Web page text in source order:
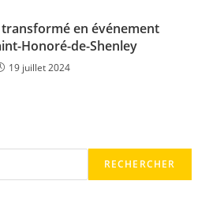
transformé en événement
Honoré-de-Shenley
19 juillet 2024
RECHERCHER